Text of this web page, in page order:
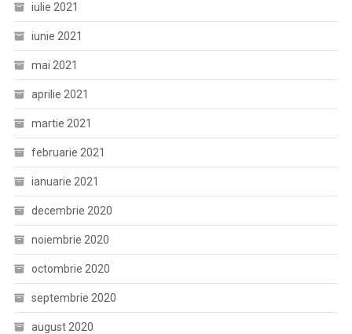
iulie 2021
iunie 2021
mai 2021
aprilie 2021
martie 2021
februarie 2021
ianuarie 2021
decembrie 2020
noiembrie 2020
octombrie 2020
septembrie 2020
august 2020